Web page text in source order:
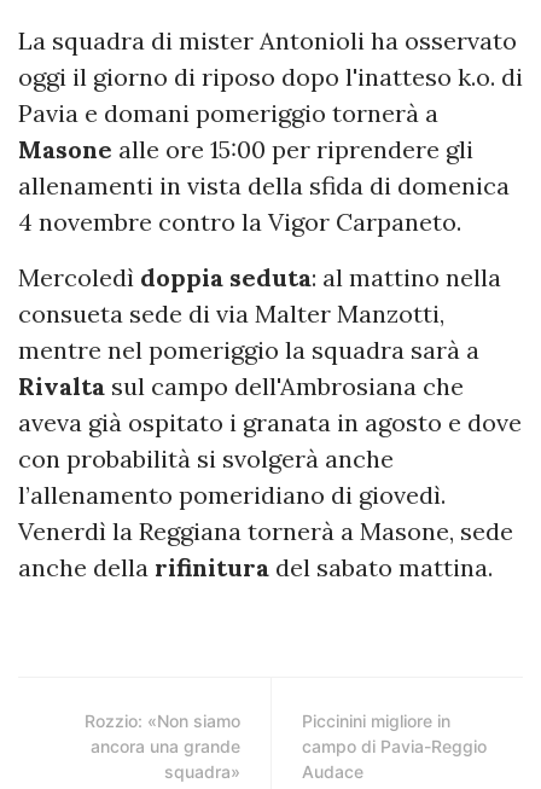
La squadra di mister Antonioli ha osservato
oggi il giorno di riposo dopo l'inatteso k.o. di
Pavia e domani pomeriggio tornerà a
Masone alle ore 15:00 per riprendere gli
allenamenti in vista della sfida di domenica
4 novembre contro la Vigor Carpaneto.
Mercoledì doppia seduta: al mattino nella
consueta sede di via Malter Manzotti,
mentre nel pomeriggio la squadra sarà a
Rivalta sul campo dell'Ambrosiana che
aveva già ospitato i granata in agosto e dove
con probabilità si svolgerà anche
l’allenamento pomeridiano di giovedì.
Venerdì la Reggiana tornerà a Masone, sede
anche della rifinitura del sabato mattina.
Rozzio: «Non siamo
ancora una grande
squadra»
Piccinini migliore in
campo di Pavia-Reggio
Audace